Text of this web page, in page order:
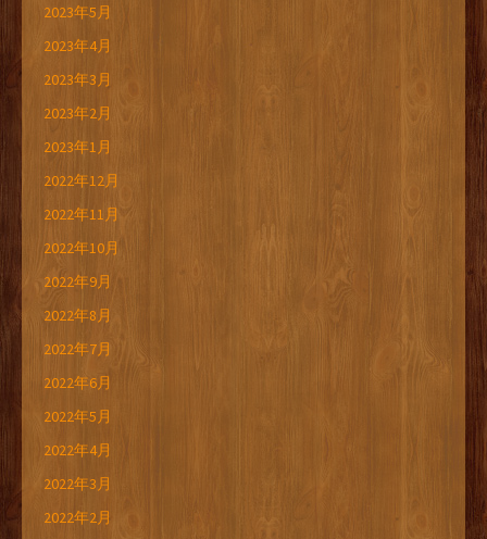
2023年5月
2023年4月
2023年3月
2023年2月
2023年1月
2022年12月
2022年11月
2022年10月
2022年9月
2022年8月
2022年7月
2022年6月
2022年5月
2022年4月
2022年3月
2022年2月